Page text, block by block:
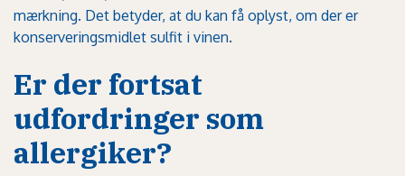
mærkning. Det betyder, at du kan få oplyst, om der er
konserveringsmidlet sulfit i vinen.
Er der fortsat
udfordringer som
allergiker?